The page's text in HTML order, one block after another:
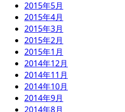
2015年5月
2015年4月
2015年3月
2015年2月
2015年1月
2014年12月
2014年11月
2014年10月
2014年9月
2014年8月